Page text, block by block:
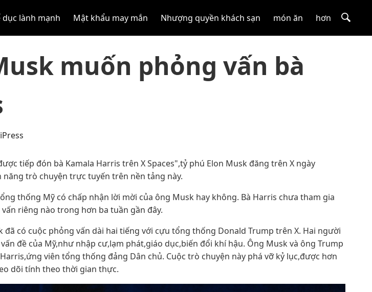
dục lành mạnh Mật khẩu may mắn Nhượng quyền khách sạn món ăn hơn
muốn phỏng vấn bà
tiếp đón bà Kamala Harris trên X Spaces",tỷ phú Elon Musk đăng trên X ngày
năng trò chuyện trực tuyến trên nền tảng này.
thống Mỹ có chấp nhận lời mời của ông Musk hay không. Bà Harris chưa tham gia
riêng nào trong hơn ba tuần gần đây.
đã có cuộc phỏng vấn dài hai tiếng với cựu tổng thống Donald Trump trên X. Hai người
đề của Mỹ,như nhập cư,lạm phát,giáo dục,biến đổi khí hậu. Ông Musk và ông Trump
viên tổng thống đảng Dân chủ. Cuộc trò chuyện này phá vỡ kỷ lục,được hơn
dõi tính theo thời gian thực.